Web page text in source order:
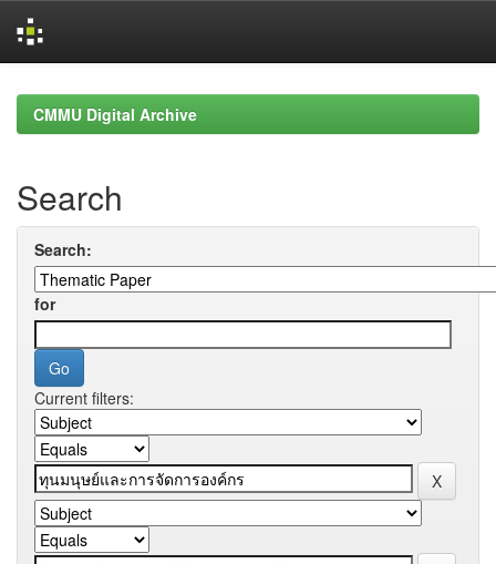
navigationCMMU Digital Archive
Search
Search:
for
Current filters: